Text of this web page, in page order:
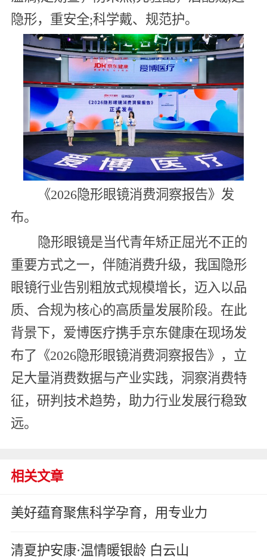
隐形，重安全;科学戴、规范护。
《2026隐形眼镜消费洞察报告》发
布。
隐形眼镜是当代青年矫正屈光不正的
重要方式之一，伴随消费升级，我国隐形
眼镜行业告别粗放式规模增长，迈入以品
质、合规为核心的高质量发展阶段。在此
背景下，爱博医疗携手京东健康在现场发
布了《2026隐形眼镜消费洞察报告》，立
足大量消费数据与产业实践，洞察消费特
征，研判技术趋势，助力行业发展行稳致
远。
相关文章
美好蕴育聚焦科学孕育，用专业力
清夏护安康·温情暖银龄 白云山